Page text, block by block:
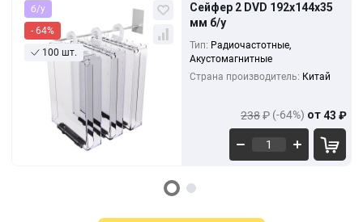
б/у
- 64%
100 шт.
Сейфер 2 DVD 192х144х35
мм б/у
Тип: Радиочастотные,
Акустомагнитные
Страна производитель: Китай
238₽ (-64%) от43 ₽
10+ 0%
238 ₽
100+ -9%
500+ -29%
204 ₽